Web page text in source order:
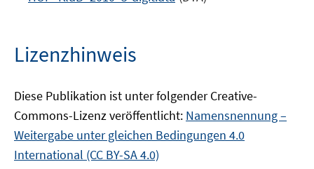
Lizenzhinweis
Diese Publikation ist unter folgender Creative-
Commons-Lizenz veröffentlicht: Namensnennung –
Weitergabe unter gleichen Bedingungen 4.0
International (CC BY-SA 4.0)